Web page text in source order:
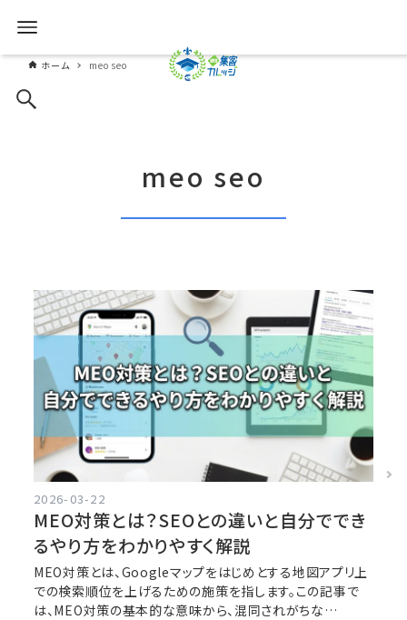
ホーム meo seo
meo seo
2026-03-22
MEO対策とは？SEOとの違いと自分ででき
るやり方をわかりやすく解説
MEO対策とは、Googleマップをはじめとする地図アプリ上
での検索順位を上げるための施策を指します。この記事で
は、MEO対策の基本的な意味から、混同されがちな…